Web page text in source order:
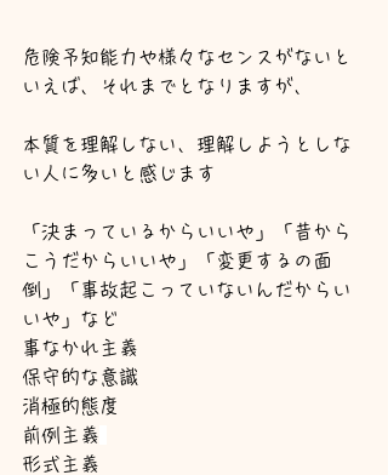
危険予知能力や様々なセンスがないと
いえば、それまでとなりますが、
本質を理解しない、理解しようとしな
い人に多いと感じます
「決まっているからいいや」「昔から
こうだからいいや」「変更するの面
倒」「事故起こっていないんだからい
いや」など
事なかれ主義
保守的な意識
消極的態度
前例主義
形式主義